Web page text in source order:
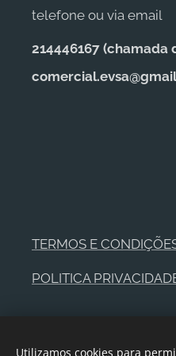
telefone ou via email
214446167 (chamada
TERMOS E
POLITICA
Utilizamos cookies para